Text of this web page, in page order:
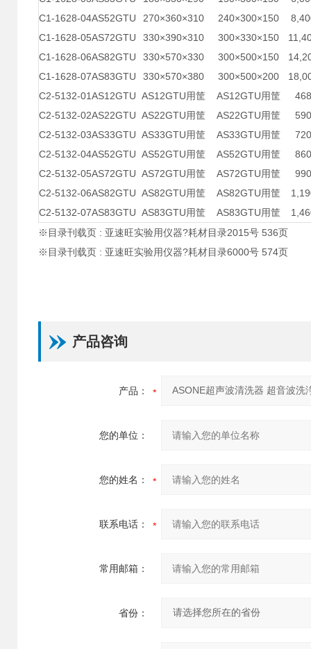
C1-1628-04AS52GTU 270×360×310 240×300×150
C1-1628-05AS72GTU 330×390×310 300×330×150
C1-1628-06AS82GTU 330×570×330 300×500×150
C1-1628-07AS83GTU 330×570×380 300×500×200
C2-5132-01AS12GTU AS12GTU用筐 AS12GTU用筐
C2-5132-02AS22GTU AS22GTU用筐 AS22GTU用筐
C2-5132-03AS33GTU AS33GTU用筐 AS33GTU用筐
C2-5132-04AS52GTU AS52GTU用筐 AS52GTU用筐
C2-5132-05AS72GTU AS72GTU用筐 AS72GTU用筐
C2-5132-06AS82GTU AS82GTU用筐 AS82GTU用筐
C2-5132-07AS83GTU AS83GTU用筐 AS83GTU用筐
※目录刊载页 : 亚速旺实验用仪器?耗材目录2015号 536页
※目录刊载页 : 亚速旺实验用仪器?耗材目录6000号 574页
产品咨询
产品：
您的单位：
您的姓名：
联系电话：
常用邮箱：
省份：